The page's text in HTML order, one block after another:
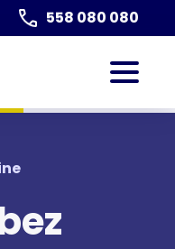
558 080 080